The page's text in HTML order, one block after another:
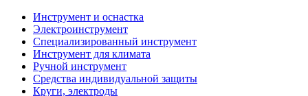
Инструмент и оснастка
Электроинструмент
Специализированный инструмент
Инструмент для климата
Ручной инструмент
Средства индивидуальной защиты
Круги, электроды